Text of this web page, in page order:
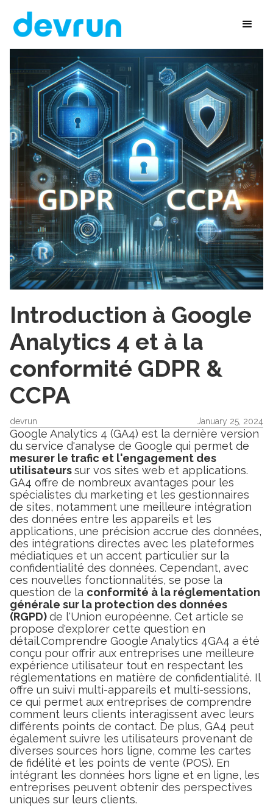
Introduction à Google
Analytics 4 et à la
conformité GDPR &
CCPA
devrun January 25, 2024
Google Analytics 4 (GA4) est la dernière version
du service d'analyse de Google qui permet de
mesurer le trafic et l'engagement des
utilisateurssur vos sites web et applications.
GA4 offre de nombreux avantages pour les
spécialistes du marketing et les gestionnaires
de sites, notamment une meilleure intégration
des données entre les appareils et les
applications, une précision accrue des données,
des intégrations directes avec les plateformes
médiatiques et un accent particulier sur la
confidentialité des données. Cependant, avec
ces nouvelles fonctionnalités, se pose la
question de la conformité à la réglementation
générale sur la protection des données
(RGPD)de l'Union européenne. Cet article se
propose d'explorer cette question en
détail.Comprendre Google Analytics 4GA4 a été
conçu pour offrir aux entreprises une meilleure
expérience utilisateur tout en respectant les
réglementations en matière de confidentialité. Il
offre un suivi multi-appareils et multi-sessions,
ce qui permet aux entreprises de comprendre
comment leurs clients interagissent avec leurs
différents points de contact. De plus, GA4 peut
également suivre les utilisateurs provenant de
diverses sources hors ligne, comme les cartes
de fidélité et les points de vente (POS). En
intégrant les données hors ligne et en ligne, les
entreprises peuvent obtenir des perspectives
uniques sur leurs clients.